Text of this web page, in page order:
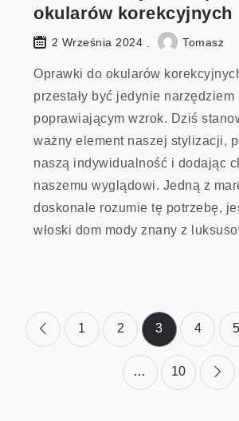
okularów korekcyjnych
2 Września 2024 Tomasz
Oprawki do okularów
przestały być jedynie narzędziem
poprawiającym wzrok. Dziś
ważny element naszej stylizacji,
naszą indywidualność i dodając
naszemu wyglądowi. Jedną z
doskonale rozumie tę potrzebę,
włoski dom mody znany z
wpisów
1 2 3 4 5
… 10